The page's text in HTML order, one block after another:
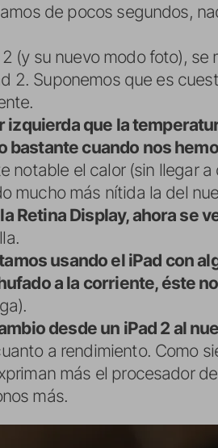
de pocos segundos,
(y su nuevo modo foto), se
2. Suponemos que es
izquierda que la
bastante cuando nos
notable el calor (sin llegar a
mucho más nítida la del
Retina Display, ahora se
usando el iPad con
a la corriente, éste
desde un iPad 2 al
a rendimiento. Como
más el procesador
más.